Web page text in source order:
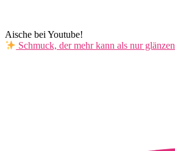
Aische bei Youtube!
Schmuck, der mehr kann als nur glänzen